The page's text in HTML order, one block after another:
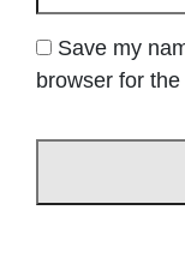
Save my
browser for